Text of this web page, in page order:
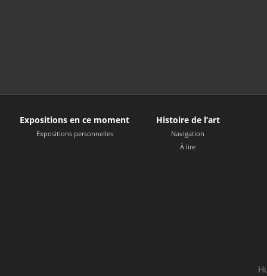
Expositions en ce moment
Expositions personnelles
Histoire de l’art
Navigation
À lire